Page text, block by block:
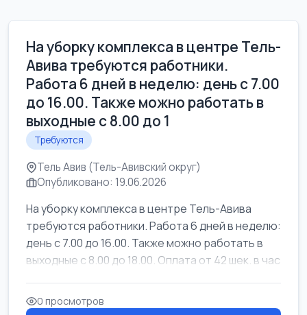
На уборку комплекса в центре Тель-
Авива требуются работники.
Работа 6 дней в неделю: день с 7.00
до 16.00. Также можно работать в
выходные с 8.00 до 1
Требуются
Тель Авив (Тель-Авивский округ)
Опубликовано: 19.06.2026
На уборку комплекса в центре Тель-Авива
требуются работники. Работа 6 дней в неделю:
день с 7.00 до 16.00. Также можно работать в
выходные с 8.00 до 18.00. Оплата от 42 шек. в час
0 просмотров